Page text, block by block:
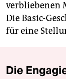
verbliebenen
Die Basic-
für eine
Die